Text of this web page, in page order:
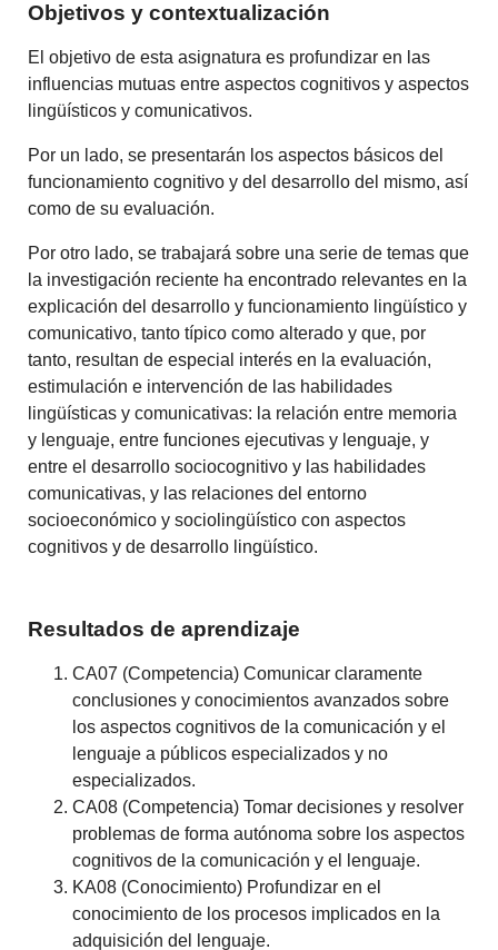
Objetivos y contextualización
El objetivo de esta asignatura es profundizar en las
influencias mutuas entre aspectos cognitivos y aspectos
lingüísticos y comunicativos.
Por un lado, se presentarán los aspectos básicos del
funcionamiento cognitivo y del desarrollo del mismo, así
como de su evaluación.
Por otro lado, se trabajará sobre una serie de temas que
la investigación reciente ha encontrado relevantes en la
explicación del desarrollo y funcionamiento lingüístico y
comunicativo, tanto típico como alterado y que, por
tanto, resultan de especial interés en la evaluación,
estimulación e intervención de las habilidades
lingüísticas y comunicativas: la relación entre memoria
y lenguaje, entre funciones ejecutivas y lenguaje, y
entre el desarrollo sociocognitivo y las habilidades
comunicativas, y las relaciones del entorno
socioeconómico y sociolingüístico con aspectos
cognitivos y de desarrollo lingüístico.
Resultados de aprendizaje
CA07 (Competencia) Comunicar claramente
conclusiones y conocimientos avanzados sobre
los aspectos cognitivos de la comunicación y el
lenguaje a públicos especializados y no
especializados.
CA08 (Competencia) Tomar decisiones y resolver
problemas de forma autónoma sobre los aspectos
cognitivos de la comunicación y el lenguaje.
KA08 (Conocimiento) Profundizar en el
conocimiento de los procesos implicados en la
adquisición del lenguaje.